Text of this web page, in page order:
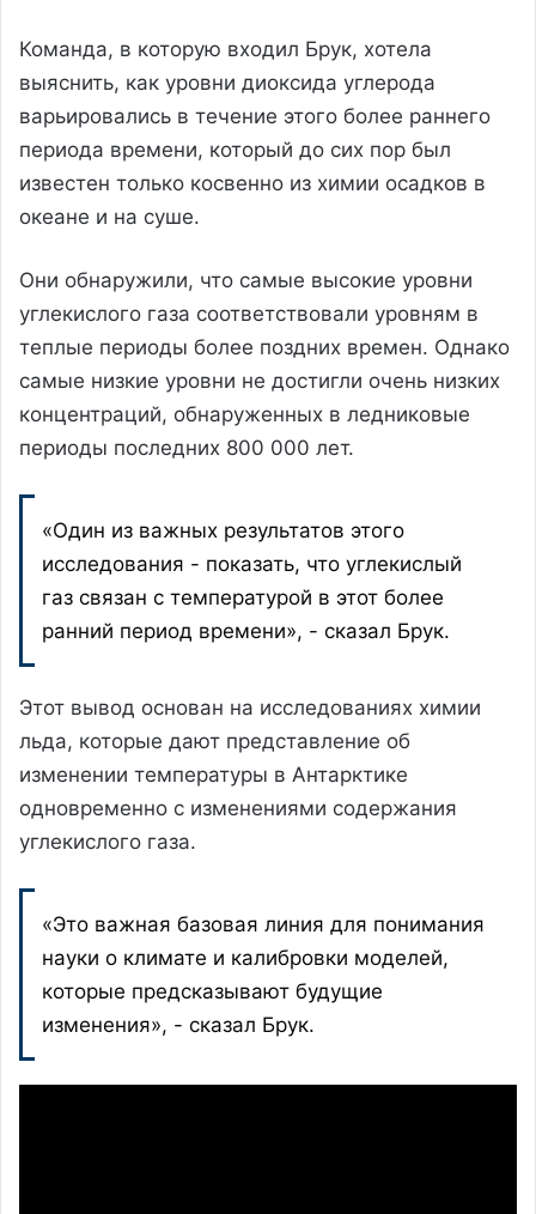
Команда, в которую входил Брук, хотела
выяснить, как уровни диоксида углерода
варьировались в течение этого более раннего
периода времени, который до сих пор был
известен только косвенно из химии осадков в
океане и на суше.
Они обнаружили, что самые высокие уровни
углекислого газа соответствовали уровням в
теплые периоды более поздних времен. Однако
самые низкие уровни не достигли очень низких
концентраций, обнаруженных в ледниковые
периоды последних 800 000 лет.
«Один из важных результатов этого
исследования - показать, что углекислый
газ связан с температурой в этот более
ранний период времени», - сказал Брук.
Этот вывод основан на исследованиях химии
льда, которые дают представление об
изменении температуры в Антарктике
одновременно с изменениями содержания
углекислого газа.
«Это важная базовая линия для понимания
науки о климате и калибровки моделей,
которые предсказывают будущие
изменения», - сказал Брук.